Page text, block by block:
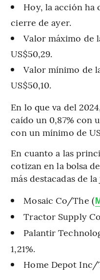
Hoy, la acción ha
cierre de ayer.
Valor máximo de
US$50,29.
Valor mínimo de
US$50,10.
En lo que va del
caído un 0,87% con
con un mínimo de
En cuanto a las
cotizan en la bolsa
más destacadas de
Mosaic Co/The (
Tractor Supply
Palantir
1,21%.
Home Depot Inc/